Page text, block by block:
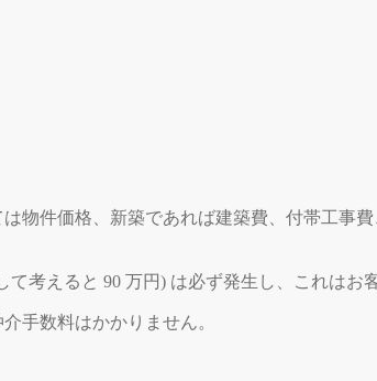
物件価格、新築であれば建築費、付帯工事
考えると 90 万円) は必ず発生し、これはお
手数料はかかりません。